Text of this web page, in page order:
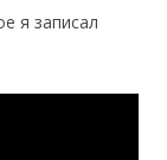
я записал